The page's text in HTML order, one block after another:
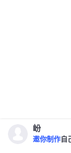
岎
邀你制作 自